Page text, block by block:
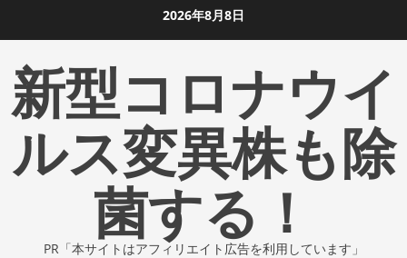
ン
ツ
2026年8月8日
新型コロナウイ
ルス変異株も除
菌する！
PR「本サイトはアフィリエイト広告を利用しています」